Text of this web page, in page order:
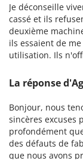
Qualité / Prix
Facilité de montage
Emballage
Je déconseille
cassé et ils
deuxième
ils essaient de
utilisation. Ils
La réponse
Bonjour, nous
sincères excuses
profondément
des défauts de
que nous avons